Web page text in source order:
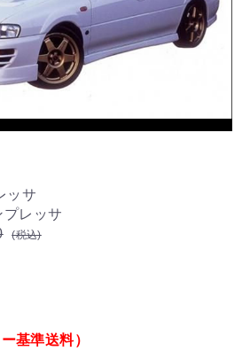
サ
レッサ
(税込)
基準送料）